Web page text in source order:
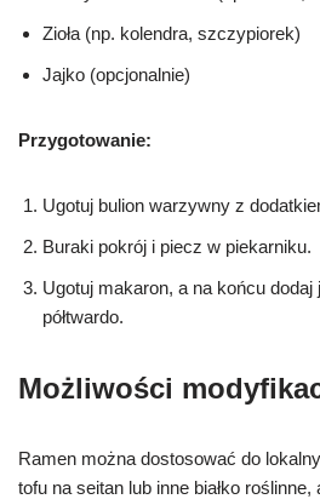
Zioła (np. kolendra, szczypiorek)
Jajko (opcjonalnie)
Przygotowanie:
Ugotuj bulion warzywny z
Buraki pokrój i piecz w piekarniku.
Ugotuj makaron, a na końcu dodaj
półtwardo.
Możliwości
Ramen można dostosować do
tofu na seitan lub inne białko